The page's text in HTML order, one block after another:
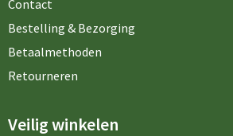
Contact
Bestelling & Bezorging
Betaalmethoden
Retourneren
Veilig winkelen